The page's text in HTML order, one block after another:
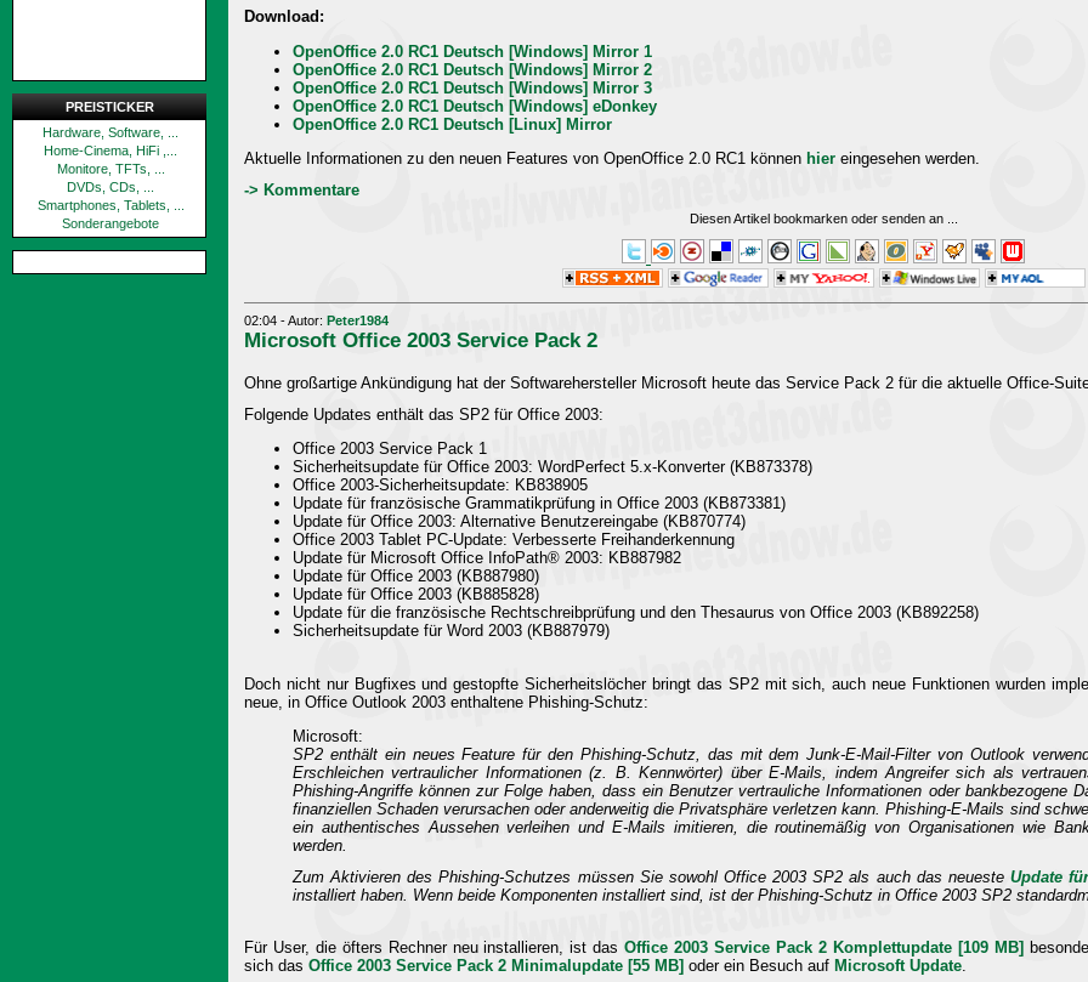
PREISTICKER
Hardware, Software, ...
Home-Cinema, HiFi ,...
Monitore, TFTs, ...
DVDs, CDs, ...
Smartphones, Tablets, ...
Sonderangebote
Download:
OpenOffice 2.0 RC1 Deutsch [Windows] Mirror 1
OpenOffice 2.0 RC1 Deutsch [Windows] Mirror 2
OpenOffice 2.0 RC1 Deutsch [Windows] Mirror 3
OpenOffice 2.0 RC1 Deutsch [Windows] eDonkey
OpenOffice 2.0 RC1 Deutsch [Linux] Mirror
Aktuelle Informationen zu den neuen Features von OpenOffice 2.0 RC1 können hier eingesehen werden.
-> Kommentare
Diesen Artikel bookmarken oder senden an
02:04 - Autor: Peter1984
Microsoft Office 2003 Service Pack 2
Ohne großartige Ankündigung hat der Softwarehersteller Microsoft heute das Service Pack 2 für die aktuelle Office-
Folgende Updates enthält das SP2 für Office 2003:
Office 2003 Service Pack 1
Sicherheitsupdate für Office 2003: WordPerfect 5.x-Konverter (KB873378)
Office 2003-Sicherheitsupdate: KB838905
Update für französische Grammatikprüfung in Office 2003 (KB873381)
Update für Office 2003: Alternative Benutzereingabe (KB870774)
Office 2003 Tablet PC-Update: Verbesserte Freihanderkennung
Update für Microsoft Office InfoPath® 2003: KB887982
Update für Office 2003 (KB887980)
Update für Office 2003 (KB885828)
Update für die französische Rechtschreibprüfung und den Thesaurus von Office 2003 (KB892258)
Sicherheitsupdate für Word 2003 (KB887979)
Doch nicht nur Bugfixes und gestopfte Sicherheitslöcher bringt das SP2 mit sich, auch neue Funktionen wurden
neue, in Office Outlook 2003 enthaltene Phishing-Schutz:
Microsoft:
SP2 enthält ein neues Feature für den Phishing-Schutz, das mit dem Junk-E-Mail-Filter von Outlook
Erschleichen vertraulicher Informationen (z. B. Kennwörter) über E-Mails, indem Angreifer sich als
Phishing-Angriffe können zur Folge haben, dass ein Benutzer vertrauliche Informationen oder bankbezogene
finanziellen Schaden verursachen oder anderweitig die Privatsphäre verletzen kann. Phishing-E-Mails sind
ein authentisches Aussehen verleihen und E-Mails imitieren, die routinemäßig von Organisationen wie
werden.
Zum Aktivieren des Phishing-Schutzes müssen Sie sowohl Office 2003 SP2 als auch das neuesteUpdate
installiert haben. Wenn beide Komponenten installiert sind, ist der Phishing-Schutz in Office 2003 SP2
Für User, die öfters Rechner neu installieren, ist dasOffice 2003 Service Pack 2 Komplettupdate [109 MB]
sich das Office 2003 Service Pack 2 Minimalupdate [55 MB] oder ein Besuch auf Microsoft Update